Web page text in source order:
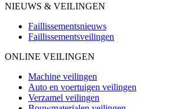
NIEUWS & VEILINGEN
Faillissementsnieuws
Faillissementsveilingen
ONLINE VEILINGEN
Machine veilingen
Auto en voertuigen veilingen
Verzamel veilingen